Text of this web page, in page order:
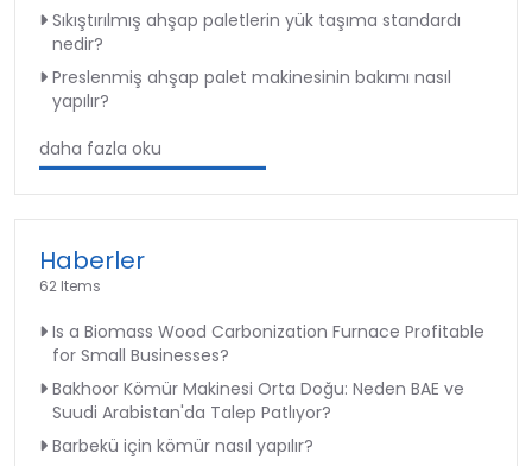
Sıkıştırılmış ahşap paletlerin yük taşıma standardı
nedir?
Preslenmiş ahşap palet makinesinin bakımı nasıl
yapılır?
daha fazla oku
Haberler
62 Items
Is a Biomass Wood Carbonization Furnace Profitable
for Small Businesses?
Bakhoor Kömür Makinesi Orta Doğu: Neden BAE ve
Suudi Arabistan'da Talep Patlıyor?
Barbekü için kömür nasıl yapılır?